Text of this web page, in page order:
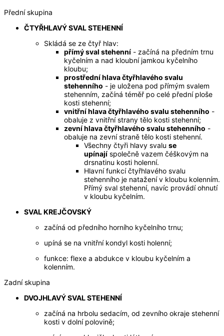
Přední skupina
ČTYŘHLAVÝ SVAL STEHENNÍ
Skládá se ze čtyř hlav:
přímý sval stehenní - začíná na předním trnu
kyčelním a nad kloubní jamkou kyčelního
kloubu​;
prostřední hlava čtyřhlavého svalu
stehenního - je uložena pod přímým svalem
stehenním, začíná téměř po celé přední ploše
kosti stehenní;
vnitřní hlava čtyřhlavého svalu stehenního -
obaluje z vnitřní strany tělo kosti stehenní;
zevní hlava čtyřhlavého svalu stehenního -
obaluje na zevní straně tělo kosti stehenní.
Všechny čtyři hlavy svalu se
upínají společně vazem čéškovým na
drsnatinu kosti holenní.
Hlavní funkcí čtyřhlavého svalu
stehenního je natažení v kloubu kolenním.
Přímý sval stehenní, navíc provádí ohnutí
v kloubu kyčelním.
SVAL KREJČOVSKÝ
začíná od předního horního kyčelního trnu;
upíná se na vnitřní kondyl kosti holenní;
funkce: flexe a abdukce v kloubu kyčelním a
kolenním.
Zadní skupina
DVOJHLAVÝ SVAL STEHENNÍ
začíná na hrbolu sedacím, od zevního okraje stehenní
kosti v dolní polovině;